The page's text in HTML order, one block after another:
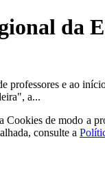
da
professores e ao
a...
Cookies de modo a
consulte a